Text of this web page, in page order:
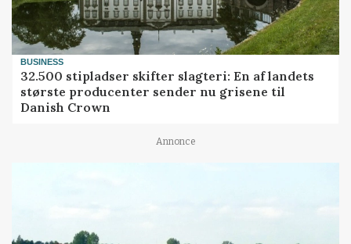
BUSINESS
32.500 stipladser skifter slagteri: En af landets
største producenter sender nu grisene til
Danish Crown
Annonce